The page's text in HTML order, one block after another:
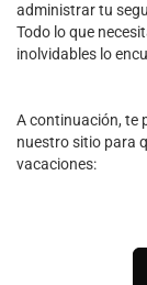
administrar tu
Todo lo que
inolvidables lo
A continuación, te
nuestro sitio para
vacaciones: